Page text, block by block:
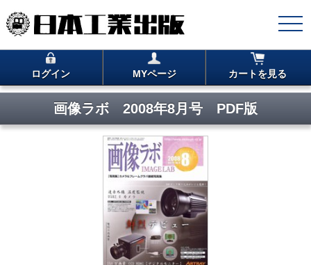
ログイン MYページ カートを見る
画像ラボ 2008年8月号 PDF版